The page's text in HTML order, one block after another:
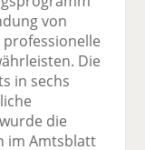
n
von
Die
in sechs
die
im Amtsblatt